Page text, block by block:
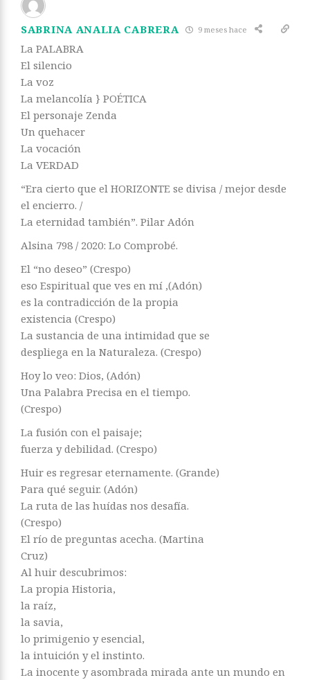
SABRINA ANALIA CABRERA 9 meses hace
La PALABRA
El silencio
La voz
La melancolía } POÉTICA
El personaje Zenda
Un quehacer
La vocación
La VERDAD
“Era cierto que el HORIZONTE se divisa / mejor desde
el encierro. /
La eternidad también”. Pilar Adón
Alsina 798 / 2020: Lo Comprobé.
El “no deseo” (Crespo)
eso Espiritual que ves en mí ,(Adón)
es la contradicción de la propia
existencia (Crespo)
La sustancia de una intimidad que se
despliega en la Naturaleza. (Crespo)
Hoy lo veo: Dios, (Adón)
Una Palabra Precisa en el tiempo.
(Crespo)
La fusión con el paisaje;
fuerza y debilidad. (Crespo)
Huir es regresar eternamente. (Grande)
Para qué seguir. (Adón)
La ruta de las huídas nos desafía.
(Crespo)
El río de preguntas acecha. (Martina
Cruz)
Al huir descubrimos:
La propia Historia,
la raíz,
la savia,
lo primigenio y esencial,
la intuición y el instinto.
La inocente y asombrada mirada ante un mundo en